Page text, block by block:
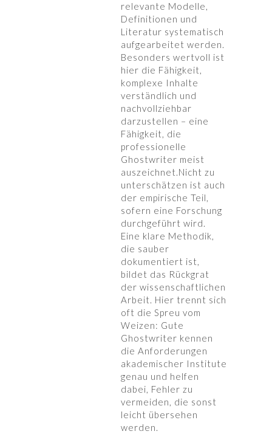
relevante Modelle,
Definitionen und
Literatur systematisch
aufgearbeitet werden.
Besonders wertvoll ist
hier die Fähigkeit,
komplexe Inhalte
verständlich und
nachvollziehbar
darzustellen – eine
Fähigkeit, die
professionelle
Ghostwriter meist
auszeichnet.Nicht zu
unterschätzen ist auch
der empirische Teil,
sofern eine Forschung
durchgeführt wird.
Eine klare Methodik,
die sauber
dokumentiert ist,
bildet das Rückgrat
der wissenschaftlichen
Arbeit. Hier trennt sich
oft die Spreu vom
Weizen: Gute
Ghostwriter kennen
die Anforderungen
akademischer Institute
genau und helfen
dabei, Fehler zu
vermeiden, die sonst
leicht übersehen
werden.